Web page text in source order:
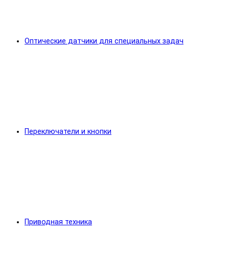
Оптические датчики для специальных задач
Переключатели и кнопки
Приводная техника